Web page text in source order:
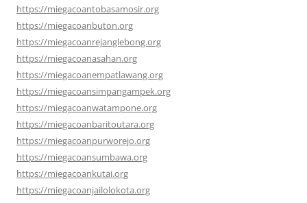
https://miegacoantobasamosir.org
https://miegacoanbuton.org
https://miegacoanrejanglebong.org
https://miegacoanasahan.org
https://miegacoanempatlawang.org
https://miegacoansimpangampek.org
https://miegacoanwatampone.org
https://miegacoanbaritoutara.org
https://miegacoanpurworejo.org
https://miegacoansumbawa.org
https://miegacoankutai.org
https://miegacoanjailolokota.org